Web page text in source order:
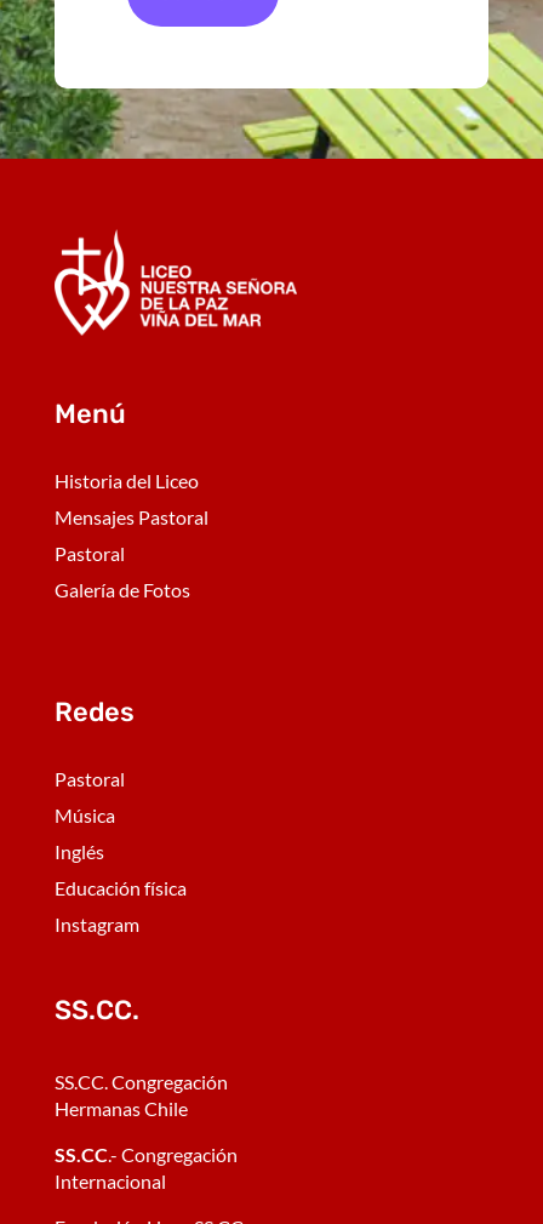
Menú
Historia del Liceo
Mensajes Pastoral
Pastoral
Galería de Fotos
Redes
Pastoral
Música
Inglés
Educación física
Instagram
SS.CC.
SS.CC. Congregación
Hermanas Chile
SS.CC.- Congregación
Internacional